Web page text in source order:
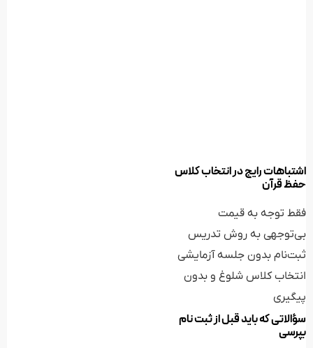
بی‌توجهی به روش تدریس
ثبت‌نام بدون جلسه آزمایشی
انتخاب کلاس شلوغ و بدون
پیگیری
سؤالاتی که باید قبل از ثبت نام
بپرسی
آیا برنامه مرور دارد؟
چقدر حفظ در هفته داریم؟
روش تدریس چگونه است؟